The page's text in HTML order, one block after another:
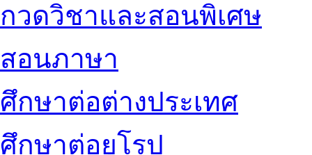
กวดวิชาและสอนพิเศษ
สอนภาษา
ศึกษาต่อต่างประเทศ
ศึกษาต่อยุโรป